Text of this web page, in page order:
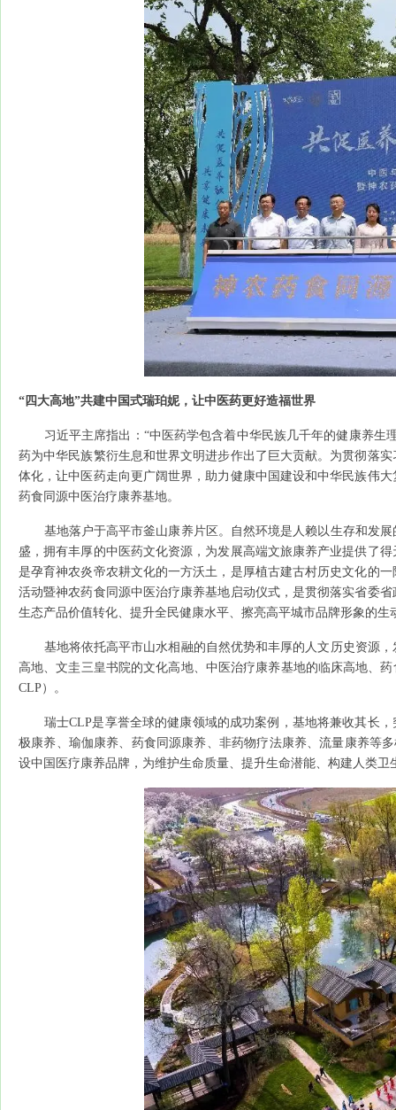
“四大高地”共建中国式瑞珀妮，让中医药更好造福世界
习近平主席指出：“中医药学包含着中华民族几千年的健康养生
药为中华民族繁衍生息和世界文明进步作出了巨大贡献。为贯彻落
体化，让中医药走向更广阔世界，助力健康中国建设和中华民族伟
药食同源中医治疗康养基地。
基地落户于高平市釜山康养片区。自然环境是人赖以生存和发展
盛，拥有丰厚的中医药文化资源，为发展高端文旅康养产业提供了
是孕育神农炎帝农耕文化的一方沃土，是厚植古建古村历史文化的
活动暨神农药食同源中医治疗康养基地启动仪式，是贯彻落实省委
生态产品价值转化、提升全民健康水平、擦亮高平城市品牌形象的生
基地将依托高平市山水相融的自然优势和丰厚的人文历史资源，
高地、文圭三皇书院的文化高地、中医治疗康养基地的临床高地、
CLP）。
瑞士CLP是享誉全球的健康领域的成功案例，基地将兼收其长，
极康养、瑜伽康养、药食同源康养、非药物疗法康养、流量康养等
设中国医疗康养品牌，为维护生命质量、提升生命潜能、构建人类卫